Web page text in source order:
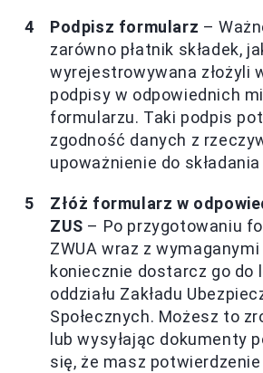
Podpisz formularz –
zarówno płatnik składek,
wyrejestrowywana złożyli
podpisy w odpowiednich
formularzu. Taki podpis
zgodność danych z
upoważnienie do
Złóż formularz w
ZUS – Po przygotowaniu
ZWUA wraz z
koniecznie dostarcz go do
oddziału Zakładu
Społecznych. Możesz to
lub wysyłając dokumenty
się, że masz potwierdzenie